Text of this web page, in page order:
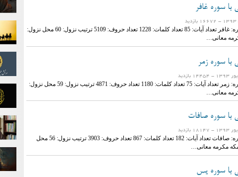
با سوره غافر
- 16672 بازدید
نام سوره: غافر تعداد آیات: 85 تعداد کلمات: 1228 تعداد حروف: 5109 ترتیب نزول: 60 محل نزول:
معانی…
با سوره زمر
- 14454 بازدید
نام سوره: زمر تعداد آیات: 75 تعداد کلمات: 1180 تعداد حروف: 4871 ترتیب نزول: 59 محل نزول:
معانی…
با سوره صافات
- 18147 بازدید
نام سوره: صافات تعداد آیات: 182 تعداد کلمات: 867 تعداد حروف: 3903 ترتیب نزول: 56 محل
مکرمه معانی…
با سوره یس